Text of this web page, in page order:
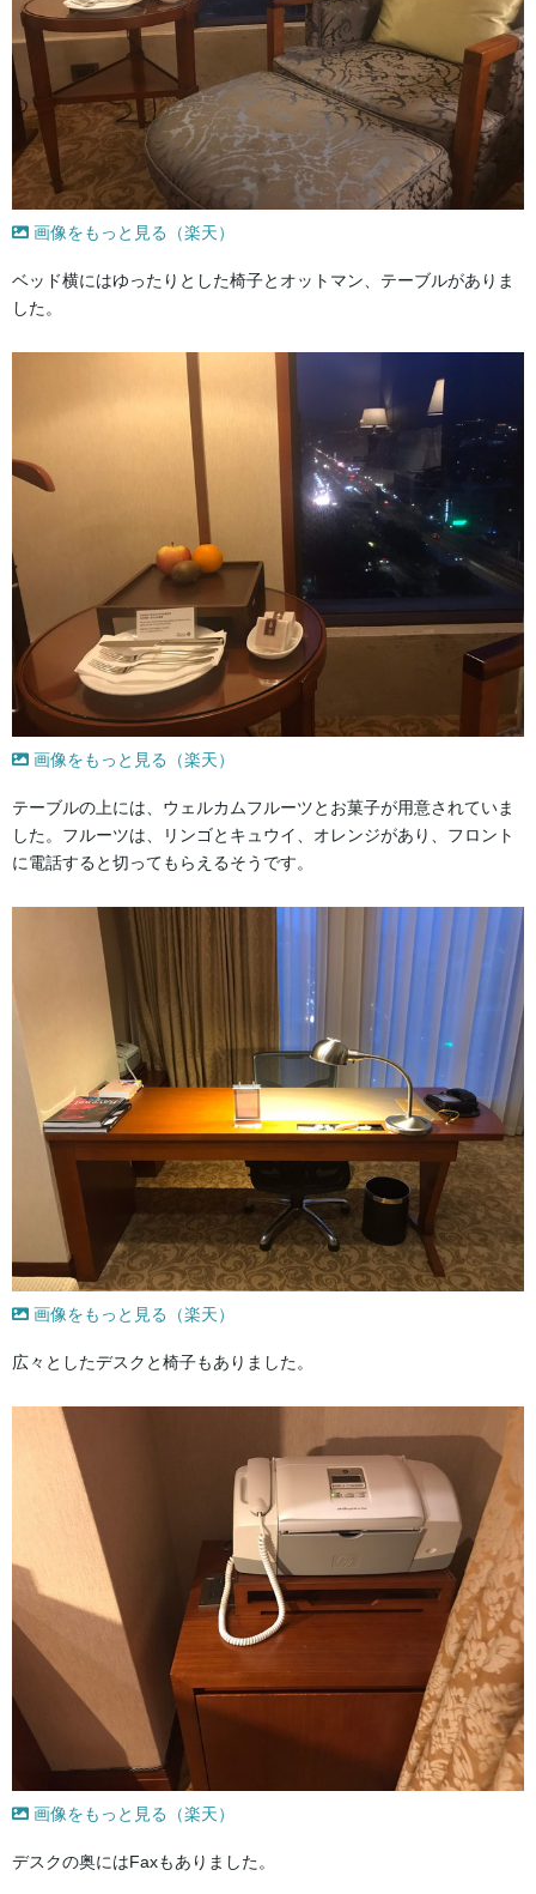
画像をもっと見る（楽天）
ベッド横にはゆったりとした椅子とオットマン、テーブルがありま
した。
画像をもっと見る（楽天）
テーブルの上には、ウェルカムフルーツとお菓子が用意されていま
した。フルーツは、リンゴとキュウイ、オレンジがあり、フロント
に電話すると切ってもらえるそうです。
画像をもっと見る（楽天）
広々としたデスクと椅子もありました。
画像をもっと見る（楽天）
デスクの奥にはFaxもありました。